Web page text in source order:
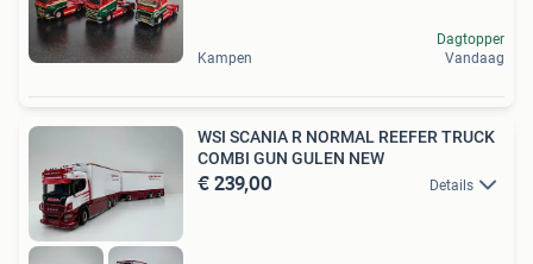
Kampen
Dagtopper
Vandaag
WSI SCANIA R NORMAL REEFER TRUCK
COMBI GUN GULEN NEW
€ 239,00 Details